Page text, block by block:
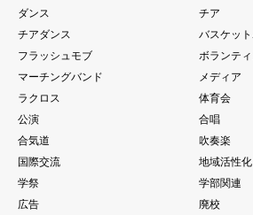
ダンス
チア
チアダンス
バスケッ
フラッシュモブ
ボランテ
マーチングバンド
メディア
ラクロス
体育会
公演
合唱
合気道
吹奏楽
国際交流
地域活性化
学祭
学部関連
広告
廃校